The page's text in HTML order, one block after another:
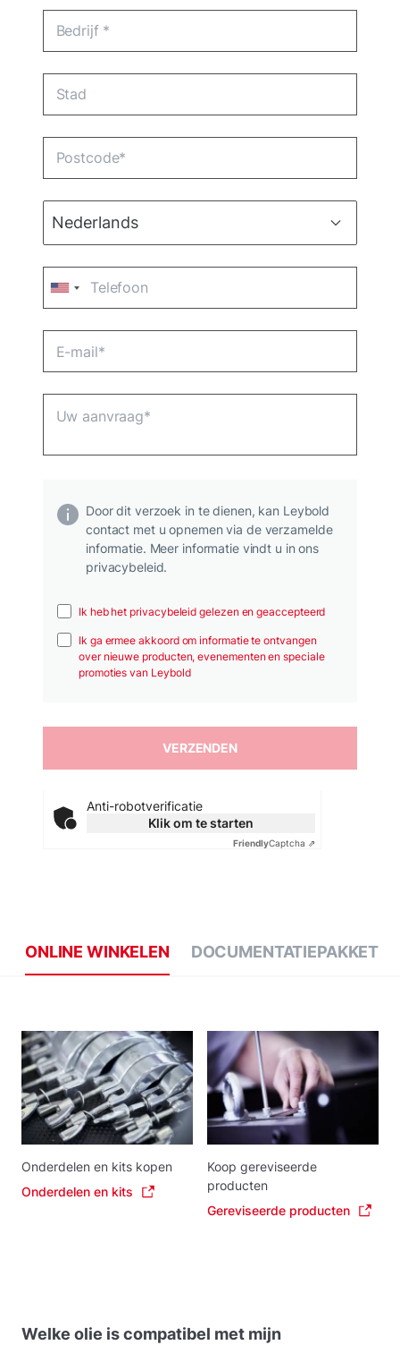
Door dit verzoek in te dienen, kan Leybold
contact met u opnemen via de verzamelde
informatie. Meer informatie vindt u in ons
privacybeleid.
Ik heb het privacybeleid gelezen en geaccepteerd
Ik ga ermee akkoord om informatie te ontvangen
over nieuwe producten, evenementen en speciale
promoties van Leybold
Anti-robotverificatie
Klik om te starten
FriendlyCaptcha ⇗
ONLINE WINKELEN DOCUMENTATIEPAKKET
Onderdelen en kits kopen
Onderdelen en kits
Koop gereviseerde
producten
Gereviseerde producten
Welke olie is compatibel met mijn